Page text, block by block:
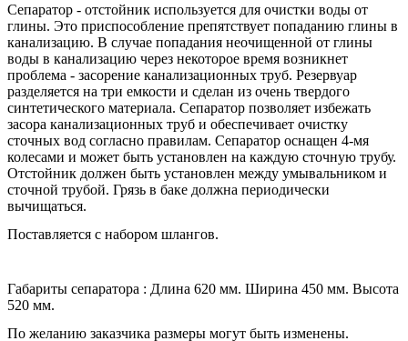
Сепаратор - отстойник используется для очистки воды от
глины. Это приспособление препятствует попаданию глины в
канализацию. В случае попадания неочищенной от глины
воды в канализацию через некоторое время возникнет
проблема - засорение канализационных труб. Резервуар
разделяется на три емкости и сделан из очень твердого
синтетического материала. Сепаратор позволяет избежать
засора канализационных труб и обеспечивает очистку
сточных вод согласно правилам. Сепаратор оснащен 4-мя
колесами и может быть установлен на каждую сточную трубу.
Отстойник должен быть установлен между умывальником и
сточной трубой. Грязь в баке должна периодически
вычищаться.
Поставляется с набором шлангов.
Габариты сепаратора : Длина 620 мм. Ширина 450 мм. Высота
520 мм.
По желанию заказчика размеры могут быть изменены.